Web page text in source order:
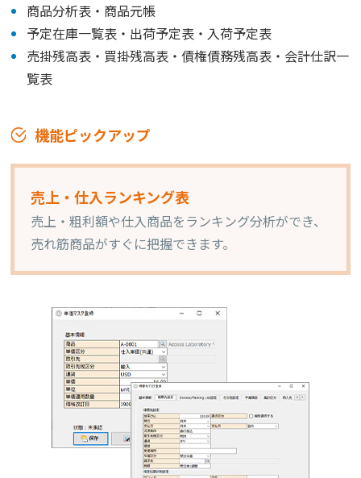
商品分析表・商品元帳
予定在庫一覧表・出荷予定表・入荷予定表
売掛残高表・買掛残高表・債権債務残高表・会計仕訳一
覧表
機能ピックアップ
売上・仕入ランキング表
売上・粗利額や仕入商品をランキング分析ができ、
売れ筋商品がすぐに把握できます。